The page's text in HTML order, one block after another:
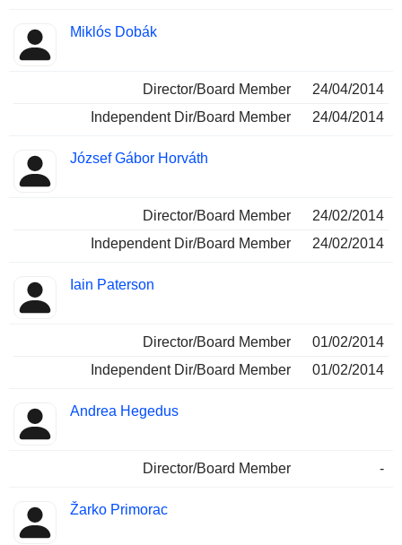
Miklós Dobák
Director/Board Member
24/04/2014
Independent Dir/Board Member
24/04/2014
József Gábor Horváth
Director/Board Member
24/02/2014
Independent Dir/Board Member
24/02/2014
Iain Paterson
Director/Board Member
01/02/2014
Independent Dir/Board Member
01/02/2014
Andrea Hegedus
Director/Board Member -
Žarko Primorac